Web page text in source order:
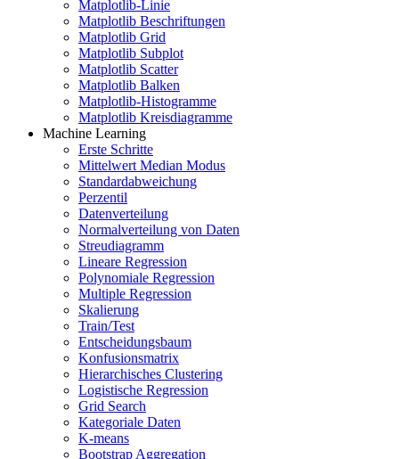
Matplotlib-Linie
Matplotlib Beschriftungen
Matplotlib Grid
Matplotlib Subplot
Matplotlib Scatter
Matplotlib Balken
Matplotlib-Histogramme
Matplotlib Kreisdiagramme
Machine Learning
Erste Schritte
Mittelwert Median Modus
Standardabweichung
Perzentil
Datenverteilung
Normalverteilung von Daten
Streudiagramm
Lineare Regression
Polynomiale Regression
Multiple Regression
Skalierung
Train/Test
Entscheidungsbaum
Konfusionsmatrix
Hierarchisches Clustering
Logistische Regression
Grid Search
Kategoriale Daten
K-means
Bootstrap Aggregation